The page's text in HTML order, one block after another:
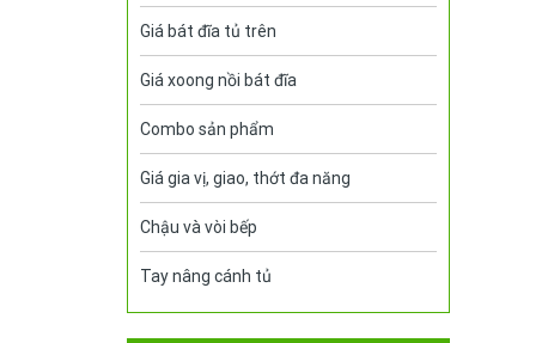
Giá bát đĩa tủ trên
Giá xoong nồi bát đĩa
Combo sản phẩm
Giá gia vị, giao, thớt đa năng
Chậu và vòi bếp
Tay nâng cánh tủ